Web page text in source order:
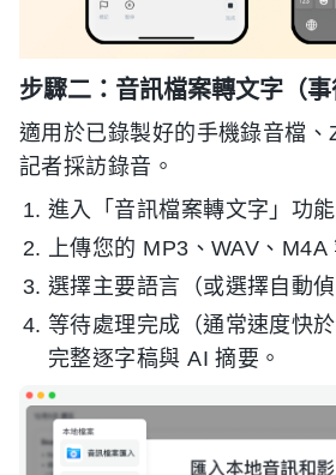
步驟二：音訊檔案轉文字（事
適用於已錄製好的手機錄音檔
記者採訪錄音。
進入「音訊檔案轉文字」功能
上傳您的 MP3、WAV、M4A
選擇主要語言（或選擇自動偵
等待處理完成（通常速度快
完整逐字稿與 AI 摘要。